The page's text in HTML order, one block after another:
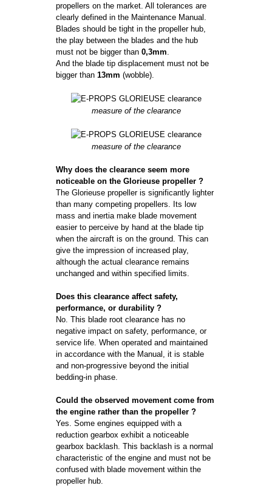
propellers on the market. All tolerances are
clearly defined in the Maintenance Manual.
Blades should be tight in the propeller hub,
the play between the blades and the hub
must not be bigger than0,3mm
And the blade tip displacement must not be
bigger than13mm (wobble).
measure of the clearance
measure of the clearance
Why does the clearance seem more
noticeable on the Glorieuse propeller ?
The Glorieuse propeller is significantly lighter
than many competing propellers. Its low
mass and inertia make blade movement
easier to perceive by hand at the blade tip
when the aircraft is on the ground. This can
give the impression of increased play,
although the actual clearance remains
unchanged and within specified limits.
Does this clearance affect safety,
performance, or durability ?
No. This blade root clearance has no
negative impact on safety, performance, or
service life. When operated and maintained
in accordance with the Manual, it is stable
and non-progressive beyond the initial
bedding-in phase.
Could the observed movement come from
the engine rather than the propeller ?
Yes. Some engines equipped with a
reduction gearbox exhibit a noticeable
gearbox backlash. This backlash is a normal
characteristic of the engine and must not be
confused with blade movement within the
propeller hub.